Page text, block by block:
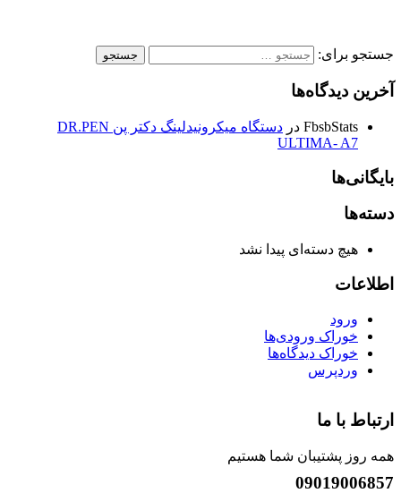
جستجو برای:
آخرین دیدگاه‌ها
FbsbStats در
دستگاه میکرونیدلینگ دکتر پن DR.PEN
ULTIMA- A7
بایگانی‌ها
دسته‌ها
هیچ دسته‌ای پیدا نشد
اطلاعات
ورود
خوراک ورودی‌ها
خوراک دیدگاه‌ها
وردپرس
ارتباط با ما
همه روز پشتیبان شما هستیم
09019006857